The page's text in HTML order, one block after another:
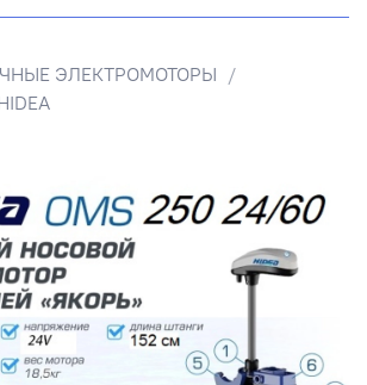
ЭЛЕКТРОМОТОРЫ